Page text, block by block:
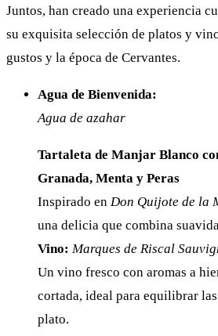
Juntos, han creado una experiencia
su exquisita selección de platos y
gustos y la época de Cervantes.
Agua de Bienvenida:
Agua de azahar
Tartaleta de Manjar Blanco
Granada, Menta y Peras
Inspirado en Don Quijote de la
una delicia que combina
Vino: Marques de Riscal
Un vino fresco con aromas a
cortada, ideal para equilibrar
plato.